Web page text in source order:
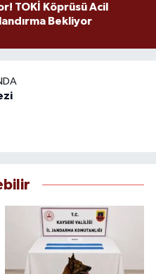
TOKİ Köprüsü Acil
Bekliyor